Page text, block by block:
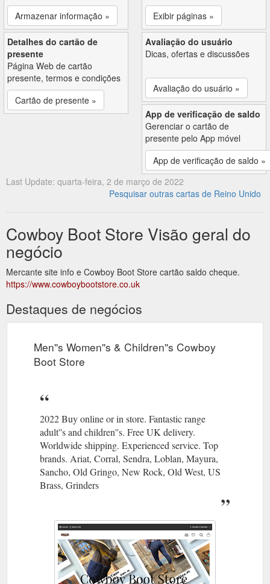
Armazenar informação »
Exibir páginas »
Detalhes do cartão de
presente
Página Web de cartão
presente, termos e condições
Cartão de presente »
Avaliação do usuário
Dicas, ofertas e discussões
Avaliação do usuário »
App de verificação de saldo
Gerenciar o cartão de
presente pelo App móvel
App de verificação de saldo »
Last Update: quarta-feira, 2 de março de 2022
Pesquisar outras cartas de Reino Unido
Cowboy Boot Store Visão geral do
negócio
Mercante site info e Cowboy Boot Store cartão saldo cheque.
https://www.cowboybootstore.co.uk
Destaques de negócios
Men''s Women''s & Children''s Cowboy
Boot Store
2022 Buy online or in store. Fantastic range
adult''s and children''s. Free UK delivery.
Worldwide shipping. Experienced service. Top
brands. Ariat, Corral, Sendra, Loblan, Mayura,
Sancho, Old Gringo, New Rock, Old West, US
Brass, Grinders